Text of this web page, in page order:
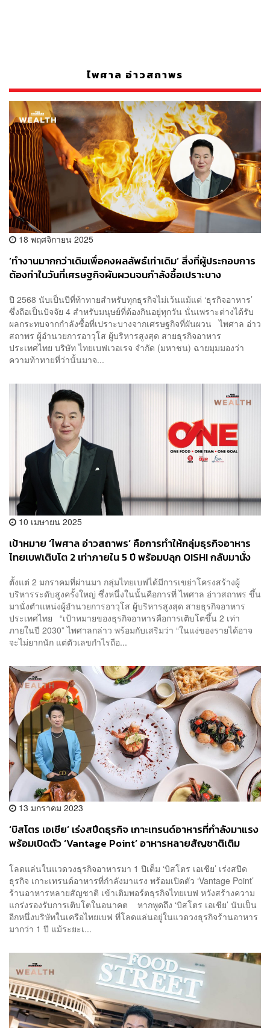
ไพศาล อ่าวสถาพร
18 พฤศจิกายน 2025
‘ทำงานมากกว่าเดิมเพื่อคงผลลัพธ์เท่าเดิม’ สิ่งที่ผู้ประกอบการ
ต้องทำในวันที่เศรษฐกิจผันผวนจนกำลังซื้อเปราะบาง
ปี 2568 นับเป็นปีที่ท้าทายสำหรับทุกธุรกิจไม่เว้นแม้แต่ ‘ธุรกิจอาหาร’
ซึ่งถือเป็นปัจจัย 4 สำหรับมนุษย์ที่ต้องกินอยู่ทุกวัน นั่นเพราะต่างได้รับ
ผลกระทบจากกำลังซื้อที่เปราะบางจากเศรษฐกิจที่ผันผวน ไพศาล อ่าว
สถาพร ผู้อำนวยการอาวุโส ผู้บริหารสูงสุด สายธุรกิจอาหาร
ประเทศไทย บริษัท ไทยเบฟเวอเรจ จำกัด (มหาชน) ฉายมุมมองว่า
ความท้าทายที่ว่านั้นมาจ...
10 เมษายน 2025
เป้าหมาย ‘ไพศาล อ่าวสถาพร’ คือการทำให้กลุ่มธุรกิจอาหาร
ไทยเบฟเติบโต 2 เท่าภายใน 5 ปี พร้อมปลุก OISHI กลับมานั่ง
ตั้งแต่ 2 มกราคมที่ผ่านมา กลุ่มไทยเบฟได้มีการเขย่าโครงสร้างผู้
บริหารระดับสูงครั้งใหญ่ ซึ่งหนึ่งในนั้นคือการที่ ไพศาล อ่าวสถาพร ขึ้น
มานั่งตำแหน่งผู้อำนวยการอาวุโส ผู้บริหารสูงสุด สายธุรกิจอาหาร
ประเทศไทย “เป้าหมายของธุรกิจอาหารคือการเติบโตขึ้น 2 เท่า
ภายในปี 2030” ไพศาลกล่าว พร้อมกับเสริมว่า “ในแง่ของรายได้อาจ
จะไม่ยากนัก แต่ตัวเลขกำไรถือ...
13 มกราคม 2023
‘บิสโตร เอเชีย’ เร่งสปีดธุรกิจ เกาะเทรนด์อาหารที่กำลังมาแรง
พร้อมเปิดตัว ‘Vantage Point’ อาหารหลายสัญชาติเติม
โลดแล่นในแวดวงธุรกิจอาหารมา 1 ปีเต็ม ‘บิสโตร เอเชีย’ เร่งสปีด
ธุรกิจ เกาะเทรนด์อาหารที่กำลังมาแรง พร้อมเปิดตัว ‘Vantage Point’
ร้านอาหารหลายสัญชาติ เข้าเติมพอร์ตธุรกิจไทยเบฟ หวังสร้างความ
แกร่งรองรับการเติบโตในอนาคต หากพูดถึง ‘บิสโตร เอเชีย’ นับเป็น
อีกหนึ่งบริษัทในเครือไทยเบฟ ที่โลดแล่นอยู่ในแวดวงธุรกิจร้านอาหาร
มากว่า 1 ปี แม้ระยะเ...